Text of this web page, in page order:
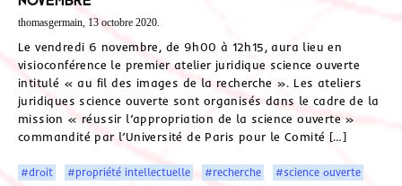
thomasgermain, 13 octobre 2020.
Le vendredi 6 novembre, de 9h00 à 12h15, aura lieu en
visioconférence le premier atelier juridique science ouverte
intitulé « au fil des images de la recherche ». Les ateliers
juridiques science ouverte sont organisés dans le cadre de la
mission « réussir l’appropriation de la science ouverte »
commandité par l’Université de Paris pour le Comité […]
#droit #propriété intellectuelle #recherche #science ouverte